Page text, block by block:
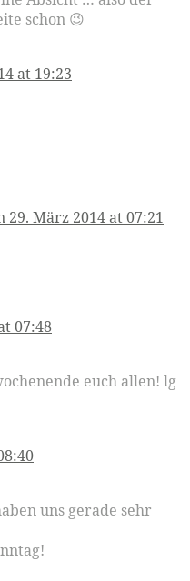
schon 😉
at 19:23
29. März 2014 at 07:21
07:48
euch allen! lg
uns gerade sehr